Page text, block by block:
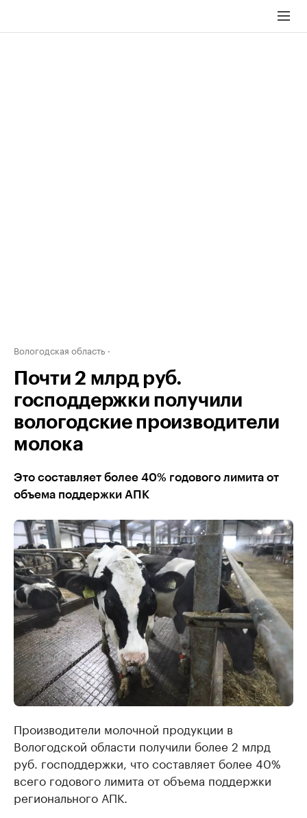
Вологодская область
Почти 2 млрд руб.
господдержки получили
вологодские производители
молока
Это составляет более 40% годового лимита от
объема поддержки АПК
Производители молочной продукции в
Вологодской области получили более 2 млрд
руб. господдержки, что составляет более 40%
всего годового лимита от объема поддержки
регионального АПК.